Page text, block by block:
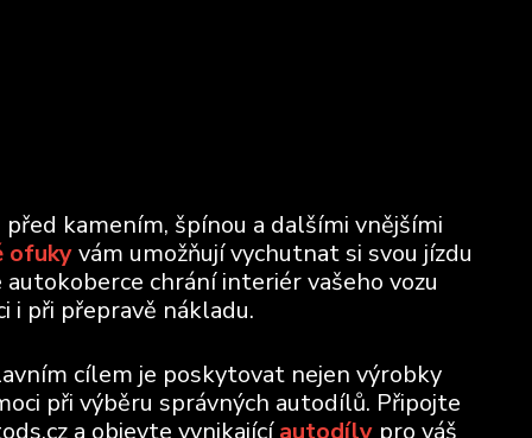
kamením, špínou a dalšími vnějšími
ofukyvám umožňují vychutnat si svou jízdu
chrání interiér vašeho vozu
i při přepravě nákladu.
cílem je poskytovat nejen výrobky
při výběru správných autodílů. Připojte
a objevte vynikajícíautodíly pro váš